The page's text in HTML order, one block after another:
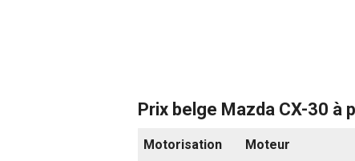
Prix belge Mazda CX-30 à
Motorisation Moteur